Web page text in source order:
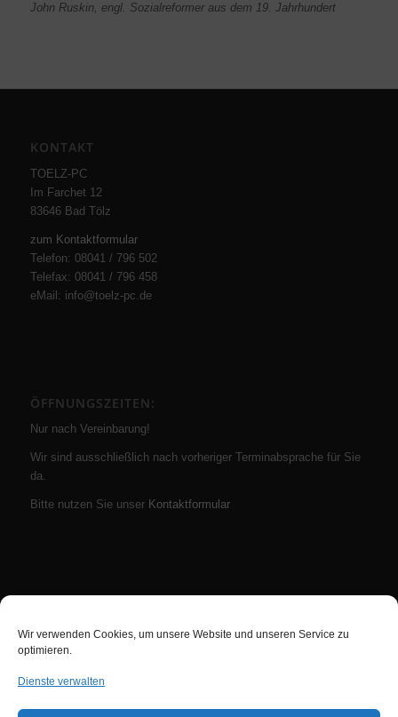
Wir verwenden Cookies, um unsere Website und unseren Service zu
optimieren.
Dienste verwalten
John Ruskin, engl. Sozialreformer aus dem 19. Jahrhundert
KONTAKT
TOELZ-PC
Im Farchet 12
83646 Bad Tölz
zum Kontaktformular
Telefon: 08041 / 796 502
Telefax: 08041 / 796 458
eMail: info@toelz-pc.de
ÖFFNUNGSZEITEN:
Nur nach Vereinbarung!
Wir sind ausschließlich nach vorheriger Terminabsprache für Sie
da.
Bitte nutzen Sie unser Kontaktformular
News